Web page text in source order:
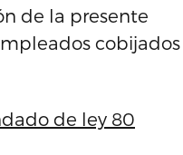
de la presente
cobijados
de ley 80